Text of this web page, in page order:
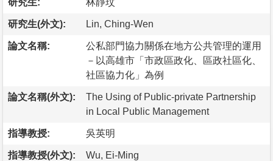
研究生(外文): Lin, Ching-Wen
論文名稱:
公私部門協力關係在地方公共管理的運用
－以高雄市「市政區政化、區政社區化、
社區協力化」為例
論文名稱(外文):
The Using of Public-private Partnership
in Local Public Management
指導教授: 吳英明
指導教授(外文): Wu, Ei-Ming